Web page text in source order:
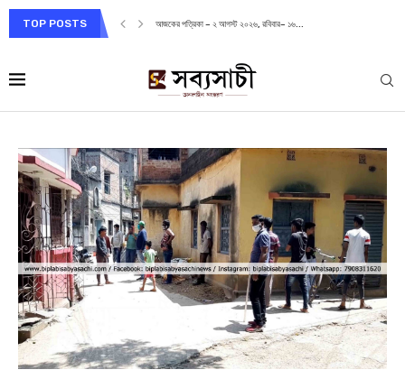
TOP POSTS আজকের পত্রিকা – ২ আগস্ট ২০২৬, রবিবার– ১৬...